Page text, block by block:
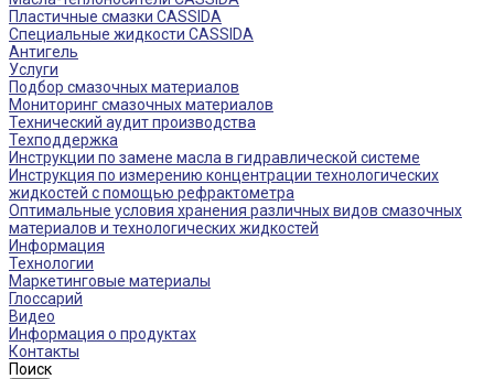
Пластичные смазки CASSIDA
Специальные жидкости CASSIDA
Антигель
Услуги
Подбор смазочных материалов
Мониторинг смазочных материалов
Технический аудит производства
Техподдержка
Инструкции по замене масла в гидравлической системе
Инструкция по измерению концентрации технологических
жидкостей с помощью рефрактометра
Оптимальные условия хранения различных видов смазочных
материалов и технологических жидкостей
Информация
Технологии
Маркетинговые материалы
Глоссарий
Видео
Информация о продуктах
Контакты
Поиск